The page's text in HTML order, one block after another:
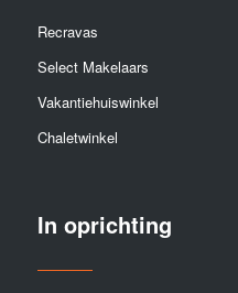
Recravas
Select Makelaars
Vakantiehuiswinkel
Chaletwinkel
In oprichting